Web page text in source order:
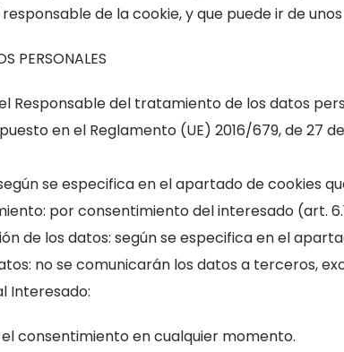
de la cookie, y que puede ir de
PERSONALES
Responsable del tratamiento de los datos
en el Reglamento (UE) 2016/679, de 27
se especifica en el apartado de cookies
por consentimiento del interesado (art.
de los datos: según se especifica en el
no se comunicarán los datos a terceros,
Interesado:
consentimiento en cualquier momento.